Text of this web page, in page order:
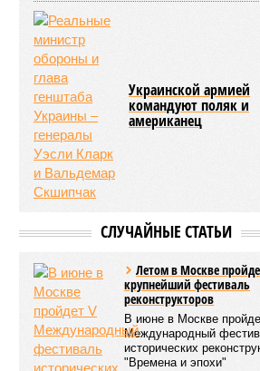
Украинской армией
командуют поляк и
американец
СЛУЧАЙНЫЕ СТАТЬИ
Летом в Москве
крупнейший фестиваль
реконструкторов
В июне в Москве
Международный
исторических
"Времена и эпохи"